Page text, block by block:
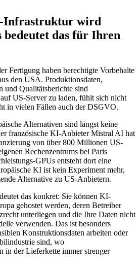
Infrastruktur wird
bedeutet das für Ihren
Fertigung haben berechtigte Vorbehalte
den USA. Produktionsdaten,
und Qualitätsberichte sind
US-Server zu laden, fühlt sich nicht
in vielen Fällen auch der DSGVO.
Alternativen sind längst keine
französische KI-Anbieter Mistral AI hat
von über 800 Millionen US-
Rechenzentrums bei Paris
GPUs entsteht dort eine
KI ist kein Experiment mehr,
Alternative zu US-Anbietern.
das konkret: Sie können KI-
gehostet werden, deren Betreiber
unterliegen und die Ihre Daten nicht
verwenden. Das ist besonders
Konstruktionsdaten arbeiten oder
sind, wo
in der Lieferkette immer strenger